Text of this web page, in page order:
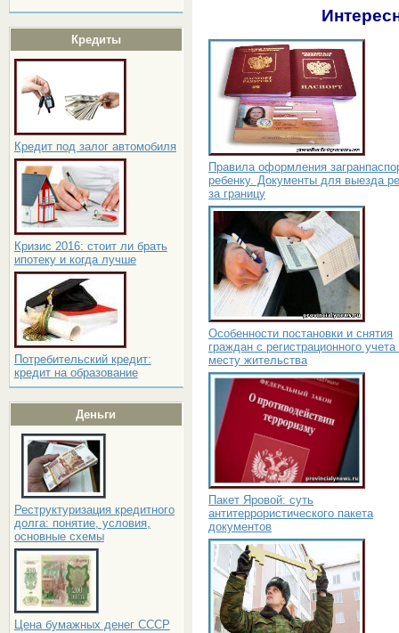
Кредиты
Кредит под залог автомобиля
Кризис 2016: стоит ли брать
ипотеку и когда лучше
Потребительский кредит:
кредит на образование
Деньги
Реструктуризация кредитного
долга: понятие, условия,
основные схемы
Цена бумажных денег СССР
Правила оформления
ребенку. Документы для выезда
за границу
Особенности постановки и снятия
граждан с регистрационного учета
месту жительства
Пакет Яровой: суть
антитеррористического пакета
документов